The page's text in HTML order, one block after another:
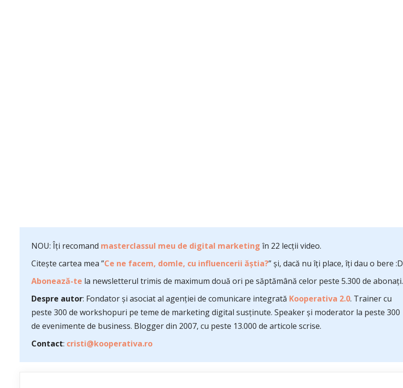
NOU: Îți recomand masterclassul meu de digital marketing în 22 lecții video.
Citește cartea mea ”Ce ne facem, domle, cu influencerii ăștia?” și, dacă nu îți place, îți dau o bere :D
Abonează-te la newsletterul trimis de maximum două ori pe săptămână celor peste 5.300 de abonați.
Despre autor: Fondator și asociat al agenției de comunicare integrată Kooperativa 2.0. Trainer cu
peste 300 de workshopuri pe teme de marketing digital susținute. Speaker și moderator la peste 300
de evenimente de business. Blogger din 2007, cu peste 13.000 de articole scrise.
Contact: cristi@kooperativa.ro